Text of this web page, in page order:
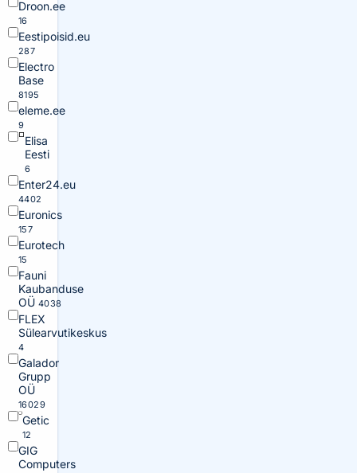
Droon.ee
16
Eestipoisid.eu
287
Electro
Base
8195
eleme.ee
9
Elisa
Eesti
6
Enter24.eu
4402
Euronics
157
Eurotech
15
Fauni
Kaubanduse
OÜ 4038
FLEX
Sülearvutikeskus
4
Galador
Grupp
OÜ
16029
Getic
12
GIG
Computers